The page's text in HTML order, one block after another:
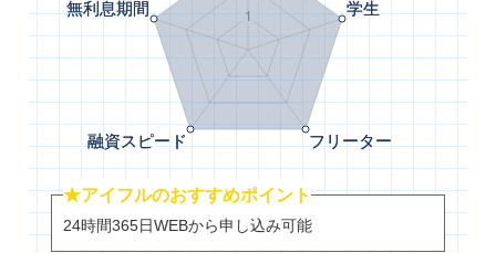
★アイフルのおすすめポイント
24時間365日WEBから申し込み可能